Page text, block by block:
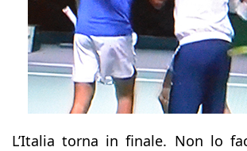
L’Italia torna in finale. Non lo